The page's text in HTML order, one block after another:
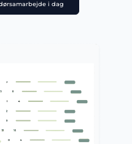
i dag